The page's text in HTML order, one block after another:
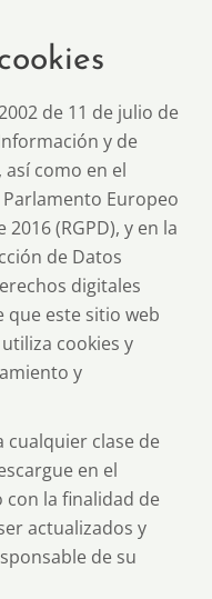
de 11 de julio de
y de
así como en el
Parlamento Europeo
(RGPD), y en la
de Datos
digitales
que este sitio web
utiliza cookies y
y
cualquier clase de
en el
la finalidad de
actualizados y
de su